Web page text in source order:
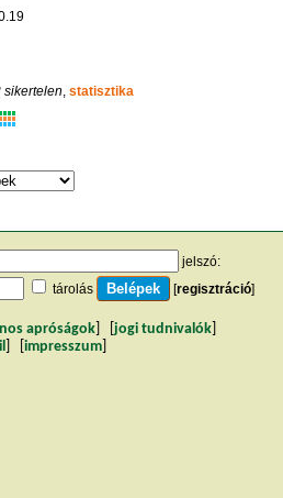
sikertelen statisztika
jelszó:
tárolás
[regisztráció]
apróságok jogi tudnivalók
impresszum]